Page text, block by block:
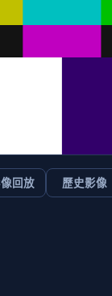
回放 歷史影像